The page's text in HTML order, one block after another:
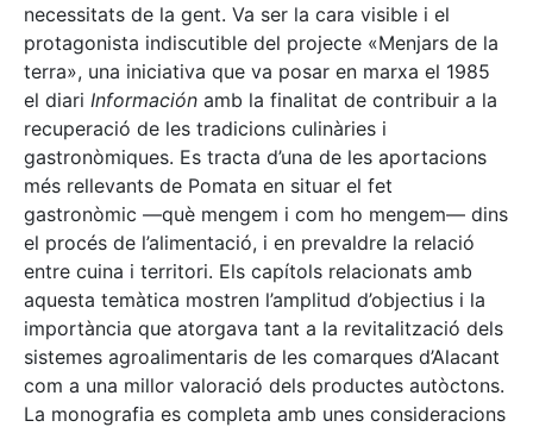
necessitats de la gent. Va ser la cara visible i el
protagonista indiscutible del projecte «Menjars de la
terra», una iniciativa que va posar en marxa el 1985
el diari Información amb la finalitat de contribuir a la
recuperació de les tradicions culinàries i
gastronòmiques. Es tracta d’una de les aportacions
més rellevants de Pomata en situar el fet
gastronòmic —què mengem i com ho mengem— dins
el procés de l’alimentació, i en prevaldre la relació
entre cuina i territori. Els capítols relacionats amb
aquesta temàtica mostren l’amplitud d’objectius i la
importància que atorgava tant a la revitalització dels
sistemes agroalimentaris de les comarques d’Alacant
com a una millor valoració dels productes autòctons.
La monografia es completa amb unes consideracions